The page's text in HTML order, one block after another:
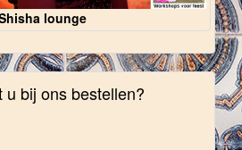
lounge
u bij ons bestellen?